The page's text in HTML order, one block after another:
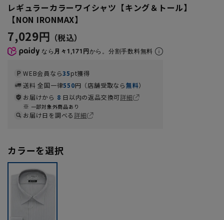
レギュラーカラーワイシャツ【キング＆トール】
【NON IRONMAX】
7,029円
なら 月々1,171円から。分割手数料無料
WEB会員なら35pt獲得
送料 全国一律550円（店舗受取なら無料）
お届けから 8 日以内の返品交換可詳細
一部対象外商品あり
お届け日を調べる詳細
カラーを選択